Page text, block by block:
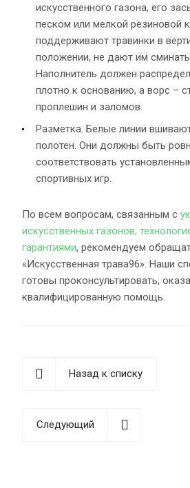
искусственного газона, его
песком или мелкой резиновой
поддерживают травинки в
положении, не дают им
Наполнитель должен
плотно к основанию, а ворс –
проплешин и заломов.
Разметка. Белые линии
полотен. Они должны быть
соответствовать
спортивных игр.
По всем вопросам, связанным с
искусственных газонов,
гарантиями, рекомендуем
«Искусственная трава96». Наши
готовы проконсультировать,
квалифицированную помощь.
Назад к списку
Следующий